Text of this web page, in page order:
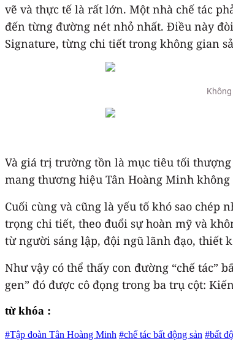
vẽ và thực tế là rất lớn. Một nhà chế tác
đến từng đường nét nhỏ nhất. Điều này
Signature, từng chi tiết trong không gian
Và giá trị trường tồn là mục tiêu tối
mang thương hiệu Tân Hoàng Minh
Cuối cùng và cũng là yếu tố khó sao
trọng chi tiết, theo đuổi sự hoàn mỹ và
từ người sáng lập, đội ngũ lãnh đạo, thiết
Như vậy có thể thấy con đường “chế tác”
gen” đó được cô đọng trong ba trụ cột:
từ khóa :
#Tập đoàn Tân Hoàng Minh #chế tác bất động sản #bất